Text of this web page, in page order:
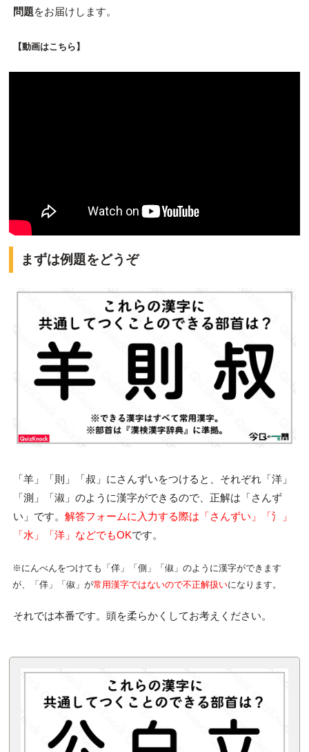
問題をお届けします。
【動画はこちら】
まずは例題をどうぞ
「羊」「則」「叔」にさんずいをつけると、それぞれ「洋」
「測」「淑」のように漢字ができるので、正解は「さんず
い」です。 解答フォームに入力する際は「さんずい」「氵」
「水」「洋」などでもOKです。
※にんべんをつけても「佯」「側」「俶」のように漢字ができます
が、「佯」「俶」が常用漢字ではないので不正解扱いになります。
それでは本番です。頭を柔らかくしてお考えください。